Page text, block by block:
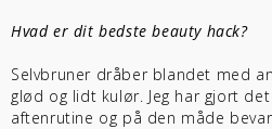
Hvad er dit bedste beauty hack?
Selvbruner dråber blandet med
glød og lidt kulør. Jeg har gjort
aftenrutine og på den måde